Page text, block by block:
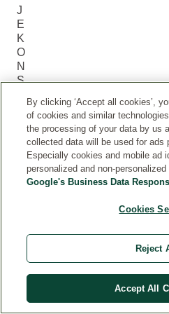
J
E
K
O
N
S
W
Current rating: 5 out of 5 stars
5.0
Current rating:
5 24
By clicking ‘Accept all cookies’,
of cookies and similar
the processing of your data by us
collected data will be used for ads
Especially cookies and mobile ad
personalized and non-
Google's Business Data
Cookies
Reject
Accept All